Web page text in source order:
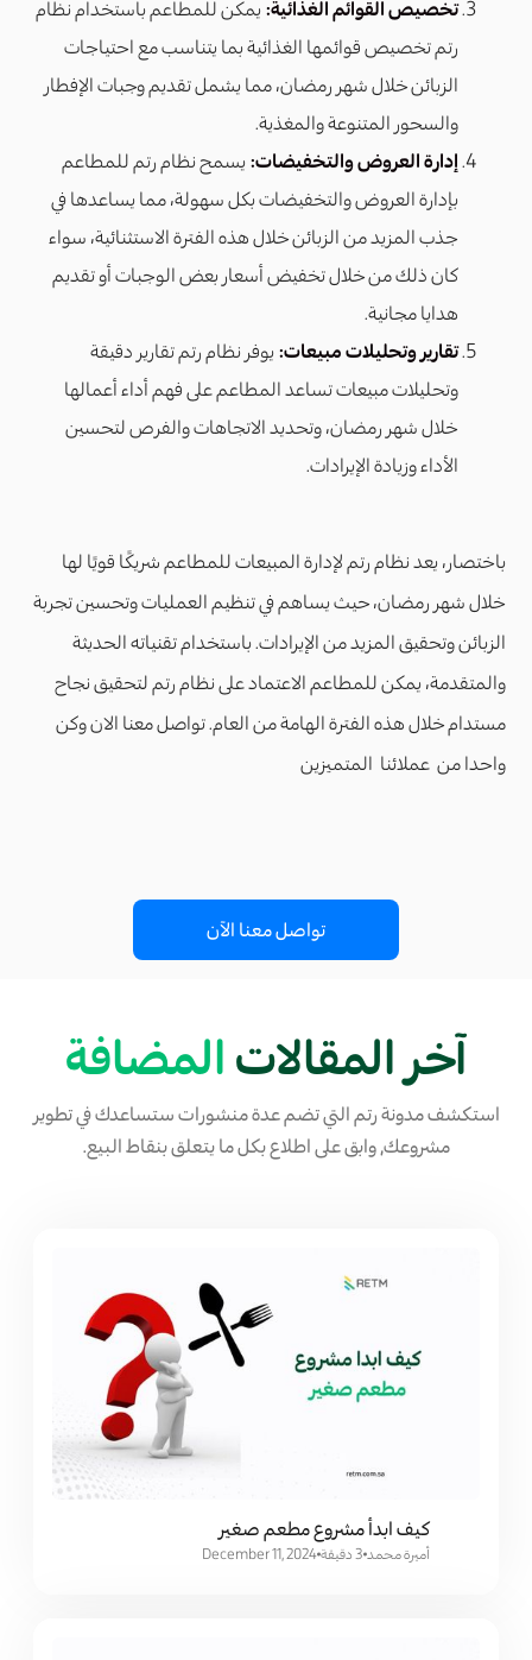
تخصيص القوائم الغذائية: يمكن للمطاعم باستخدام نظام
رتم تخصيص قوائمها الغذائية بما يتناسب مع احتياجات
الزبائن خلال شهر رمضان، مما يشمل تقديم وجبات الإفطار
والسحور المتنوعة والمغذية.
إدارة العروض والتخفيضات:يسمح نظام رتم للمطاعم
بإدارة العروض والتخفيضات بكل سهولة، مما يساعدها في
جذب المزيد من الزبائن خلال هذه الفترة الاستثنائية، سواء
كان ذلك من خلال تخفيض أسعار بعض الوجبات أو تقديم
هدايا مجانية.
تقارير وتحليلات مبيعات: يوفر نظام رتم تقارير دقيقة
وتحليلات مبيعات تساعد المطاعم على فهم أداء أعمالها
خلال شهر رمضان، وتحديد الاتجاهات والفرص لتحسين
الأداء وزيادة الإيرادات.
باختصار، يعد نظام رتم لإدارة المبيعات للمطاعم شريكًا قويًا لها
خلال شهر رمضان، حيث يساهم في تنظيم العمليات وتحسين تجربة
الزبائن وتحقيق المزيد من الإيرادات. باستخدام تقنياته الحديثة
والمتقدمة، يمكن للمطاعم الاعتماد على نظام رتم لتحقيق نجاح
مستدام خلال هذه الفترة الهامة من العام. تواصل معنا الان وكن
واحدا من عملائنا المتميزين
تواصل معنا الآن
آخر المقالات المضافة
استكشف مدونة رتم التي تضم عدة منشورات ستساعدك في تطوير
مشروعك, وابق على اطلاع بكل ما يتعلق بنقاط البيع.
كيف ابدأ مشروع مطعم صغير
أميرة محمد 3 دقيقة December 11, 2024